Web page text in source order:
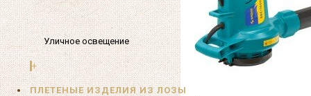
Уличное освещение
+
ПЛЕТЕНЫЕ ИЗДЕЛИЯ ИЗ ЛОЗЫ